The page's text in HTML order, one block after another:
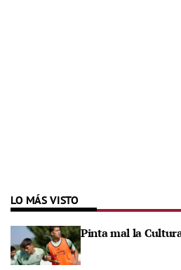
LO MÁS VISTO
Pinta mal la